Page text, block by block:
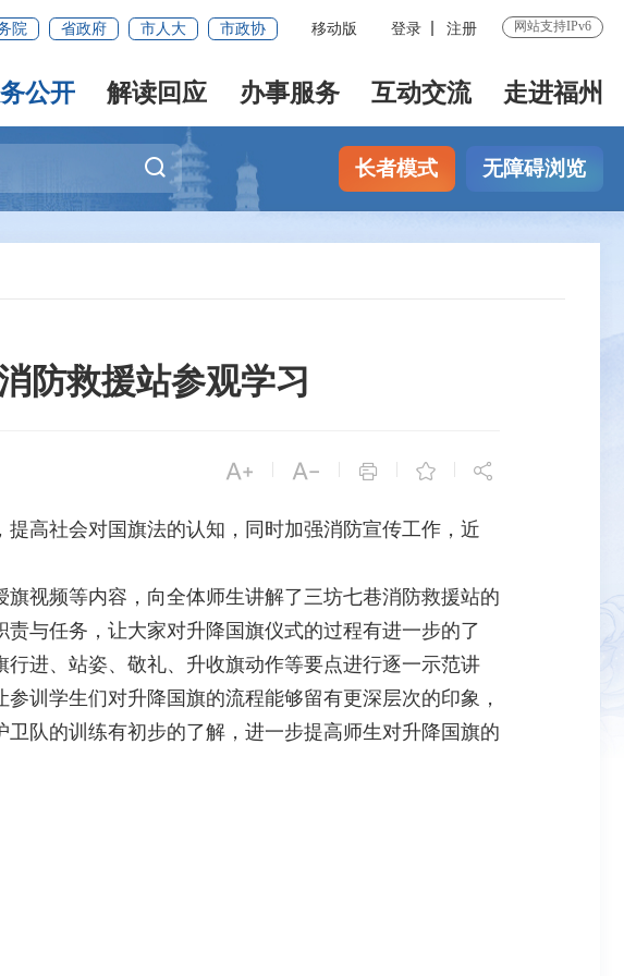
院 省政府 市人大 市政协 移动版 登录 注册 网站支持IPv6
公开 解读回应 办事服务 互动交流 走进福州
长者模式 无障碍浏览
防救援站参观学习
 |  |  |  | 
高社会对国旗法的认知，同时加强消防宣传工作，近
视频等内容，向全体师生讲解了三坊七巷消防救援站的
与任务，让大家对升降国旗仪式的过程有进一步的了
进、站姿、敬礼、升收旗动作等要点进行逐一示范讲
训学生们对升降国旗的流程能够留有更深层次的印象，
队的训练有初步的了解，进一步提高师生对升降国旗的